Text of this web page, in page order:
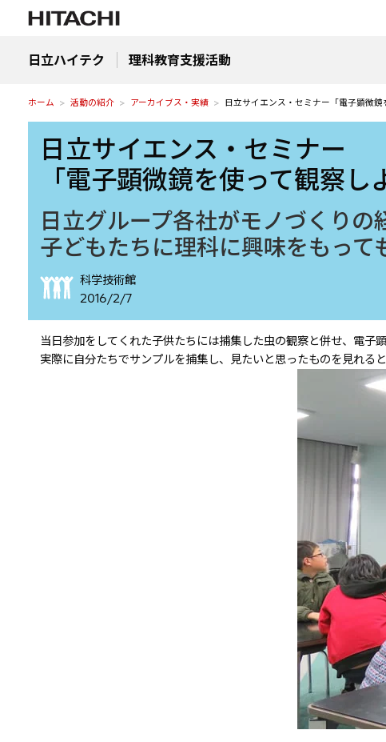
日立ハイテク 理科教育支援活動
ホーム 活動の紹介 アーカイブス・実績 日立サイエンス・セミナー「電子顕微鏡
日立サイエンス・セミナー
「電子顕微鏡を使って観察し
日立グループ各社がモノづくりの
子どもたちに理科に興味をもっ
科学技術館
2016/2/7
当日参加をしてくれた子供たちには捕集した虫の観察と併せ、電子
実際に自分たちでサンプルを捕集し、見たいと思ったものを見れる